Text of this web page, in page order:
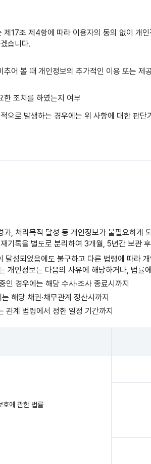
제17조 제4항에 따라 이용자의 동의 없이 개
습니다.
어 볼 때 개인정보의 추가적인 이용 또는 제
한 조치를 하였는지 여부
으로 발생하는 경우에는 위 사항에 대한 판
, 처리목적 달성 등 개인정보가 불필요하게
기록을 별도로 분리하여 3개월, 5년간 보관
성되었음에도 불구하고 다른 법령에 따라
개인정보는 다음의 사유에 해당하거나, 법
인 경우에는 해당 수사·조사 종료시까지
해당 채권·채무관계 정산시까지
관계 법령에서 정한 일정 기간까지
호에 관한 법률